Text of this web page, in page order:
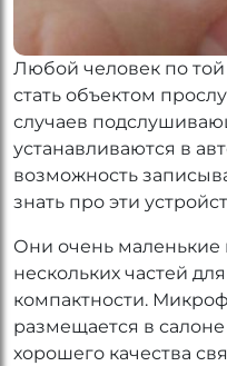
Любой человек по
стать объектом
случаев
устанавливаются в
возможность
знать про эти
Они очень маленькие
нескольких частей
компактности.
размещается в
хорошего качества